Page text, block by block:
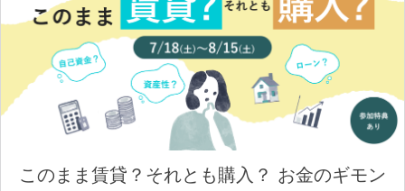
このまま賃貸？それとも購入？ お金のギモン